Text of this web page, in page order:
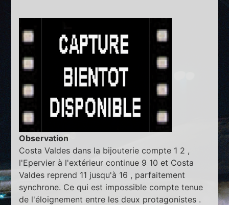
Observation
Costa Valdes dans la bijouterie compte 1 2 ,
l'Epervier à l'extérieur continue 9 10 et Costa
Valdes reprend 11 jusqu'à 16 , parfaitement
synchrone. Ce qui est impossible compte tenue
de l'éloignement entre les deux protagonistes .